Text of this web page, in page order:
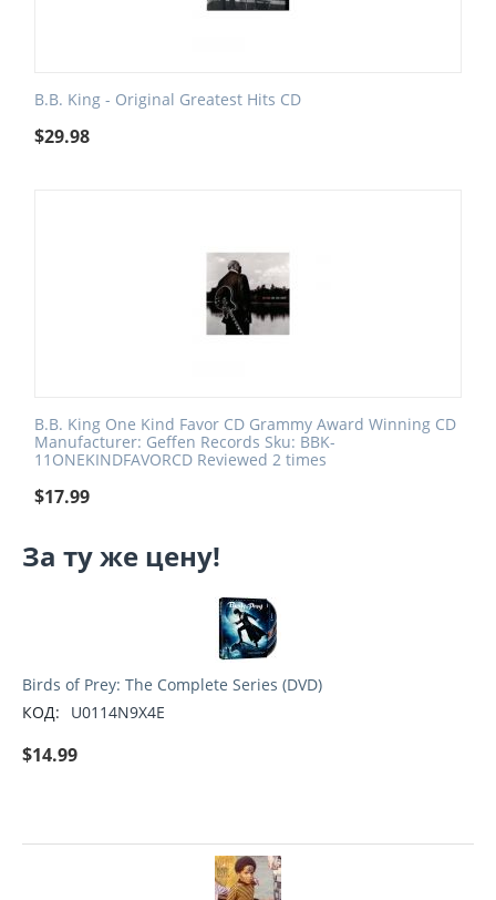
B.B. King - Original Greatest Hits CD
$29.98
B.B. King One Kind Favor CD Grammy Award Winning CD
Manufacturer: Geffen Records Sku: BBK-
11ONEKINDFAVORCD Reviewed 2 times
$17.99
За ту же цену!
Birds of Prey: The Complete Series (DVD)
КОД:
U0114N9X4E
$14.99